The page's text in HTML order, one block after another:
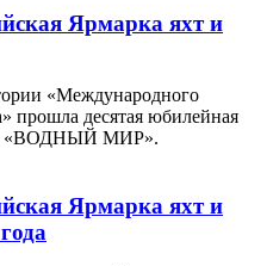
Ярмарка яхт и
«Международного
прошла десятая юбилейная
«ВОДНЫЙ МИР».
Ярмарка яхт и